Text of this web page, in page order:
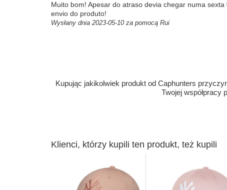
Muito bom! Apesar do atraso devia chegar numa
envio do produto!
Wysłany dnia 2023-05-10 za pomocą Rui
Kupując jakikolwiek produkt od Caphunters
Twojej współpracy
Klienci, którzy kupili ten produkt, też kupili